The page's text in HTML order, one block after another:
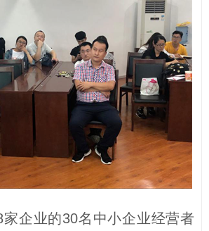
家企业的30名中小企业经营者